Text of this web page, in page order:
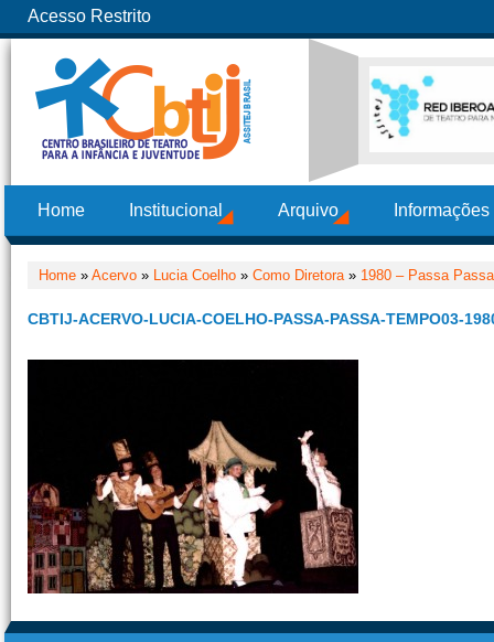
Acesso Restrito
Home Institucional Arquivo
Home » Acervo » Lucia Coelho » Como Diretora» 1980 – Passa
CBTIJ-ACERVO-LUCIA-COELHO-PASSA-PASSA-TEMPO03-